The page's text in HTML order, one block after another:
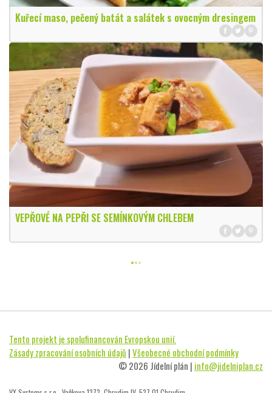
Kuřecí maso, pečený batát a salátek s ovocným dresingem
VEPŘOVÉ NA PEPŘI SE SEMÍNKOVÝM CHLEBEM
Tento projekt je spolufinancován Evropskou unií.
Zásady zpracování osobních údajů |Všeobecné obchodní podmínky
© 2026 Jídelní plán | info@jidelniplan.cz